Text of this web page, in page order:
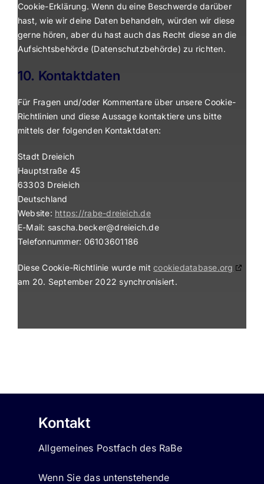
Cookie-Erklärung. Wenn du eine Beschwerde darüber
hast, wie wir deine Daten behandeln, würden wir diese
gerne hören, aber du hast auch das Recht diese an die
Aufsichtsbehörde (Datenschutzbehörde) zu richten.
10. Kontaktdaten
Für Fragen und/oder Kommentare über unsere Cookie-
Richtlinien und diese Aussage kontaktiere uns bitte
mittels der folgenden Kontaktdaten:
Stadt Dreieich
Hauptstraße 45
63303 Dreieich
Deutschland
Website: https://rabe-dreieich.de
E-Mail: sascha.becker@dreieich.de
Telefonnummer: 06103601186
Diese Cookie-Richtlinie wurde mitcookiedatabase.org
am 20. September 2022 synchronisiert.
Kontakt
Allgemeines Postfach des RaBe
Wenn Sie das untenstehende